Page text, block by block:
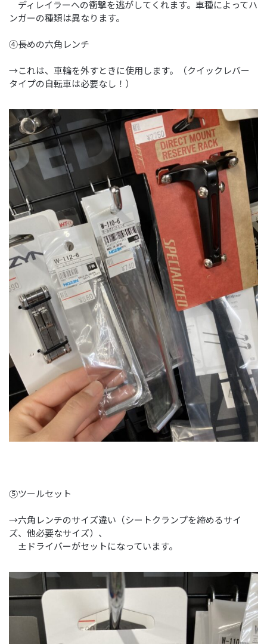
ディレイラーへの衝撃を逃がしてくれます。車種によってハ
ンガーの種類は異なります。
④長めの六角レンチ
→これは、車輪を外すときに使用します。（クイックレバー
タイプの自転車は必要なし！）
⑤ツールセット
→六角レンチのサイズ違い（シートクランプを締めるサイ
ズ、他必要なサイズ）、
±ドライバーがセットになっています。